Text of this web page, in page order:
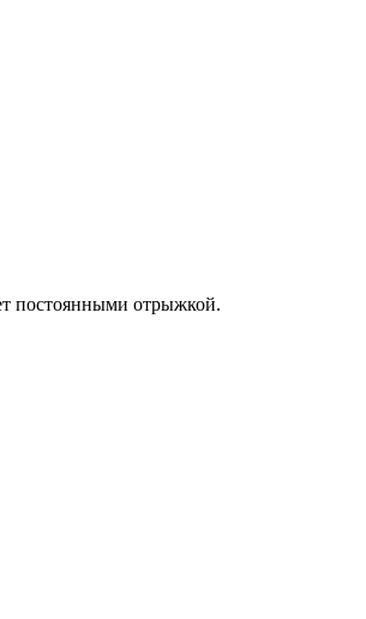
постоянными отрыжкой.